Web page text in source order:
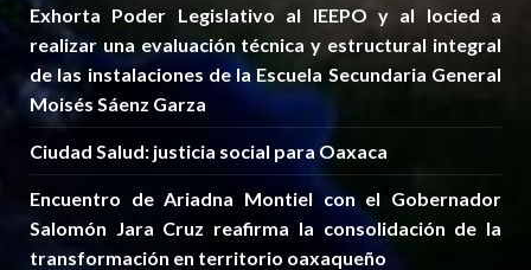
Exhorta Poder Legislativo al IEEPO y al Iocied a
realizar una evaluación técnica y estructural integral
de las instalaciones de la Escuela Secundaria General
Moisés Sáenz Garza
Ciudad Salud: justicia social para Oaxaca
Encuentro de Ariadna Montiel con el Gobernador
Salomón Jara Cruz reafirma la consolidación de la
transformación en territorio oaxaqueño